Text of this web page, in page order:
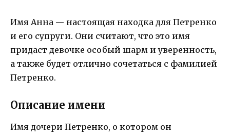
Имя Анна — настоящая находка для Петренко
и его супруги. Они считают, что это имя
придаст девочке особый шарм и уверенность,
а также будет отлично сочетаться с фамилией
Петренко.
Описание имени
Имя дочери Петренко, о котором он